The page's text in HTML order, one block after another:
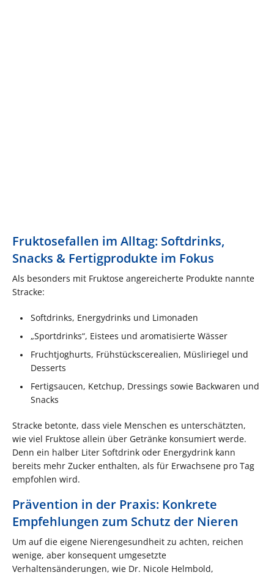
Fruktosefallen im Alltag: Softdrinks,
Snacks & Fertigprodukte im Fokus
Als besonders mit Fruktose angereicherte Produkte nannte
Stracke:
Softdrinks, Energydrinks und Limonaden
„Sportdrinks“, Eistees und aromatisierte Wässer
Fruchtjoghurts, Frühstückscerealien, Müsliriegel und
Desserts
Fertigsaucen, Ketchup, Dressings sowie Back­waren und
Snacks
Stracke betonte, dass viele Menschen es unterschätzten,
wie viel Fruktose allein über Getränke konsumiert werde.
Denn ein halber Liter Softdrink oder Energydrink kann
bereits mehr Zucker enthalten, als für Erwachsene pro Tag
empfohlen wird.
Prävention in der Praxis: Konkrete
Empfehlungen zum Schutz der Nieren
Um auf die eigene Nierengesundheit zu achten, reichen
wenige, aber konsequent umgesetzte
Verhaltensänderungen, wie Dr. Nicole Helmbold,